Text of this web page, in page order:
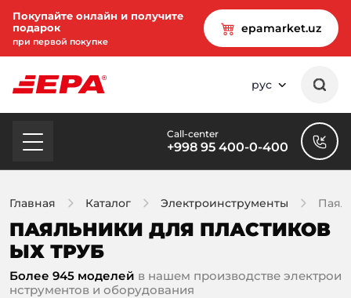
Покупайте онлайн и получите
подарок
при первой покупке
epamarket.uz
рус
Call-center
+998 95 400-0-400
Главная Каталог Электроинструменты
ПАЯЛЬНИКИ ДЛЯ ПЛАСТИКОВ
ЫХ ТРУБ
Более 945 моделей в нашем производстве электрои
нструментов и оборудования